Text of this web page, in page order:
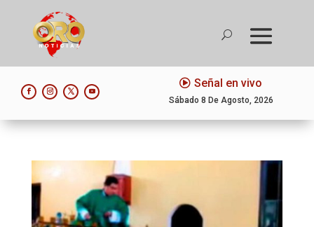
Señal en vivo
Sábado 8 De Agosto, 2026